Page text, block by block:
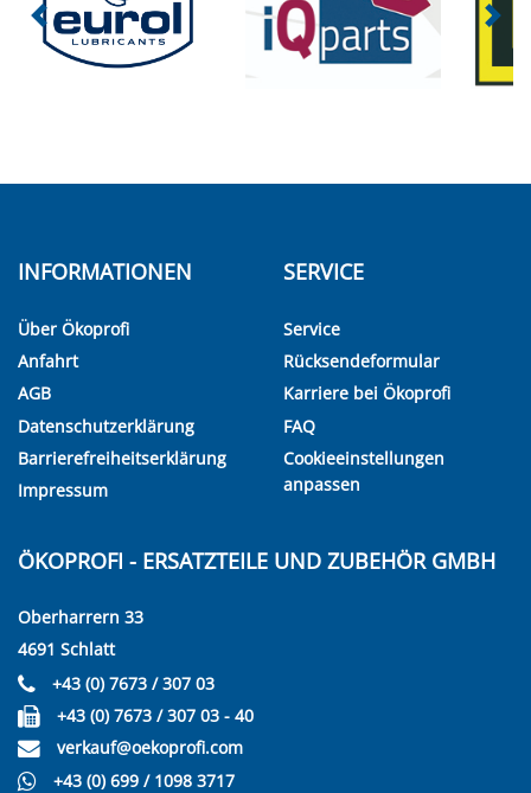
INFORMATIONEN
Über Ökoprofi
Anfahrt
AGB
Datenschutzerklärung
Barrierefreiheitserklärung
Impressum
SERVICE
Service
Rücksendeformular
Karriere bei Ökoprofi
FAQ
Cookieeinstellungen
anpassen
ÖKOPROFI - ERSATZTEILE UND ZUBEHÖR GMBH
Oberharrern 33
4691 Schlatt
+43 (0) 7673 / 307 03
+43 (0) 7673 / 307 03 - 40
verkauf@oekoprofi.com
+43 (0) 699 / 1098 3717